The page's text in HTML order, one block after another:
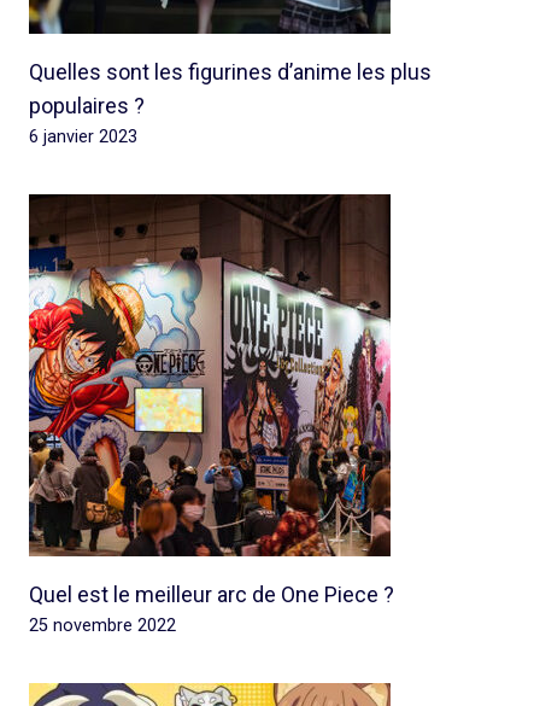
Quelles sont les figurines d’anime les plus
populaires ?
6 janvier 2023
Quel est le meilleur arc de One Piece ?
25 novembre 2022